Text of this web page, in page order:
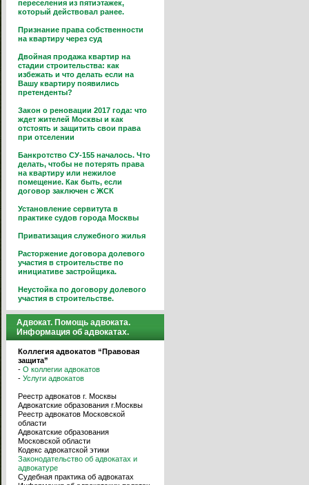
переселения из пятиэтажек,
который действовал ранее.
Признание права собственности
на квартиру через суд
Двойная продажа квартир на
стадии строительства: как
избежать и что делать если на
Вашу квартиру появились
претенденты?
Закон о реновации 2017 года: что
ждет жителей Москвы и как
отстоять и защитить свои права
при отселении
Банкротство СУ-155 началось. Что
делать, чтобы не потерять права
на квартиру или нежилое
помещение. Как быть, если
договор заключен с ЖСК
Установление сервитута в
практике судов города Москвы
Приватизация служебного жилья
Расторжение договора долевого
участия в строительстве по
инициативе застройщика.
Неустойка по договору долевого
участия в строительстве.
Адвокат. Помощь адвоката.
Информация об адвокатах.
Коллегия адвокатов “Правовая
защита”
- О коллегии адвокатов
- Услуги адвокатов
Реестр адвокатов г. Москвы
Адвокатские образования г.Москвы
Реестр адвокатов Московской
области
Адвокатские образования
Московской области
Кодекс адвокатской этики
Законодательство об адвокатах и
адвокатуре
Судебная практика об адвокатах